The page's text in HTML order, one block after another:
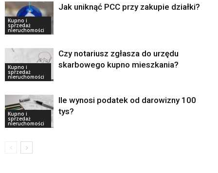
Kupno i
sprzedaż
nieruchomości
Jak uniknąć PCC przy zakupie działki?
Kupno i
sprzedaż
nieruchomości
Czy notariusz zgłasza do urzędu
skarbowego kupno mieszkania?
Kupno i
sprzedaż
nieruchomości
Ile wynosi podatek od darowizny 100
tys?